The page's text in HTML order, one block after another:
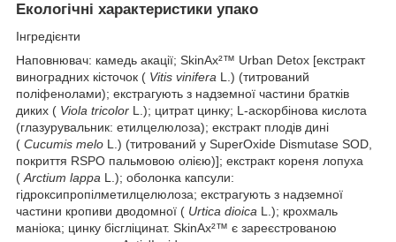
Екологічні характеристики упако
Інгредієнти
Наповнювач: камедь акації; SkinAx²™ Urban Detox [екстракт
виноградних кісточок ( Vitis vinifera L.) (титрований
поліфенолами); екстрагують з надземної частини братків
диких ( Viola tricolor L.); цитрат цинку; L-аскорбінова кислота
(глазурувальник: етилцелюлоза); екстракт плодів дині
( Cucumis melo L.) (титрований у SuperOxide Dismutase SOD,
покриття RSPO пальмовою олією)]; екстракт кореня лопуха
(Arctium lappa L.); оболонка капсули:
гідроксипропілметилцелюлоза; екстрагують з надземної
частини кропиви дводомної ( Urtica dioica L.); крохмаль
маніока; цинку бісгліцинат. SkinAx²™ є зареєстрованою